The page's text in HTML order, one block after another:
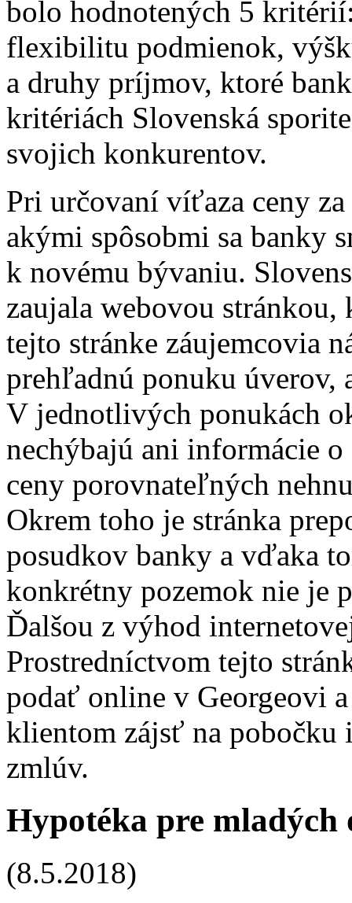
bolo hodnotených 5
flexibilitu podmienok,
a druhy príjmov, ktoré
kritériách Slovenská
svojich konkurentov.
Pri určovaní víťaza ceny
akými spôsobmi sa banky
k novému bývaniu.
zaujala webovou stránkou,
tejto stránke záujemcovia
prehľadnú ponuku úverov,
V jednotlivých ponukách
nechýbajú ani informácie
ceny porovnateľných
Okrem toho je stránka
posudkov banky a vďaka
konkrétny pozemok nie je
Ďalšou z výhod
Prostredníctvom tejto
podať online v Georgeovi
klientom zájsť na pobočku
zmlúv.
Hypotéka pre mladých
(8.5.2018)